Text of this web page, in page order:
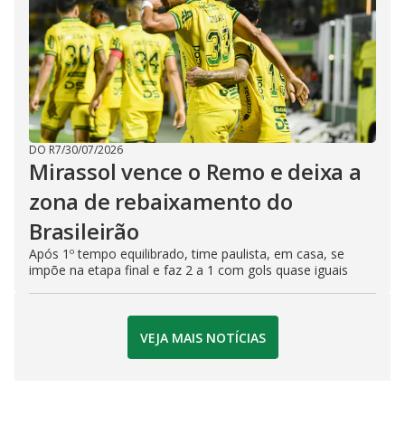
DO R7/30/07/2026
Mirassol vence o Remo e deixa a
zona de rebaixamento do
Brasileirão
Após 1º tempo equilibrado, time paulista, em casa, se
impõe na etapa final e faz 2 a 1 com gols quase iguais
VEJA MAIS NOTÍCIAS